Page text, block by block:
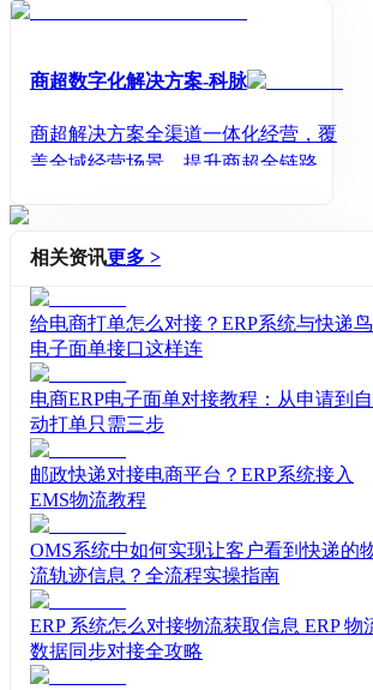
客户提供定制化解决方案、精细化仓
装、客服及项目管理、供应链金融等
服务。
商超数字化解决方案-科脉
商超解决方案全渠道一体化经营，覆
盖全域经营场景，提升商超全链路数
相关资讯更多 >
给电商打单怎么对接？ERP系统与快递鸟
电子面单接口这样连
电商ERP电子面单对接教程：从申请到自
动打单只需三步
邮政快递对接电商平台？ERP系统接入
EMS物流教程
OMS系统中如何实现让客户看到快递的
流轨迹信息？全流程实操指南
ERP 系统怎么对接物流获取信息 ERP 物
数据同步对接全攻略